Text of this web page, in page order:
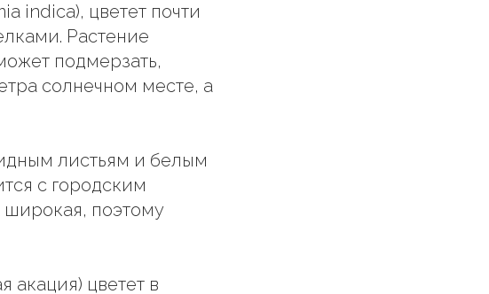
indica), цветет почти
Растение
подмерзать,
солнечном месте, а
листьям и белым
с городским
поэтому
акация) цветет в